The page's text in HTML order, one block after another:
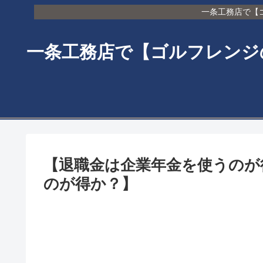
一条工務店で【
一条工務店で【ゴルフレン
【退職金は企業年金を使うの
のが得か？】